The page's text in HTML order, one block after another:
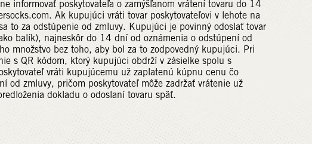
informovať poskytovateľa o zamýšľanom vrátení tovaru do 14
Ak kupujúci vráti tovar poskytovateľovi v lehote na
to za odstúpenie od zmluvy. Kupujúci je povinný odoslať tovar
balík), najneskôr do 14 dní od oznámenia o odstúpení od
množstvo bez toho, aby bol za to zodpovedný kupujúci. Pri
s QR kódom, ktorý kupujúci obdrží v zásielke spolu s
vráti kupujúcemu už zaplatenú kúpnu cenu čo
od zmluvy, pričom poskytovateľ môže zadržať vrátenie už
dokladu o odoslaní tovaru späť.